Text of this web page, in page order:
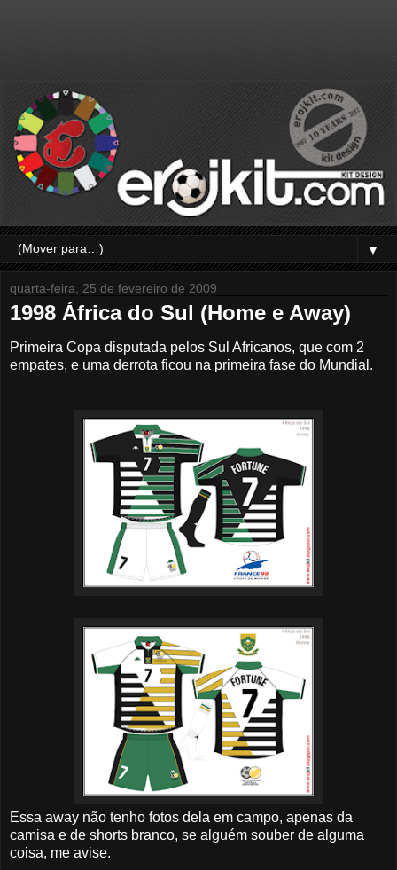
▼
quarta-feira, 25 de fevereiro de 2009
1998 África do Sul (Home e Away)
Primeira Copa disputada pelos Sul Africanos, que com 2
empates, e uma derrota ficou na primeira fase do Mundial.
Essa away não tenho fotos dela em campo, apenas da
camisa e de shorts branco, se alguém souber de alguma
coisa, me avise.